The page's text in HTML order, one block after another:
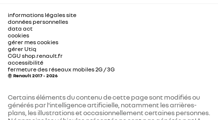
informations légales site
données personnelles
data act
cookies
gérer mes cookies
gérer Utiq
CGU shop.renault.fr
accessibilité
fermeture des réseaux mobiles 2G / 3G
© Renault 2017 - 2026
Certains éléments du contenu de cette page sont modifiés ou
générés par l'intelligence artificielle, notamment les arrières-
plans, les illustrations et occasionnellement certaines personnes.